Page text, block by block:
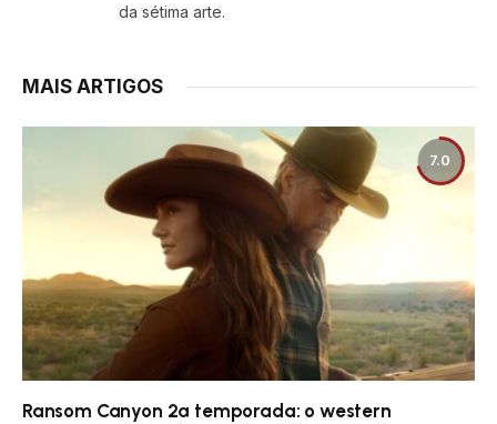
da sétima arte.
MAIS ARTIGOS
7.0
Ransom Canyon 2ª temporada: o western